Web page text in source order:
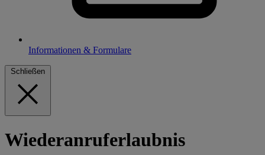
Informationen & Formulare
Schließen
Wiederanruferlaubnis